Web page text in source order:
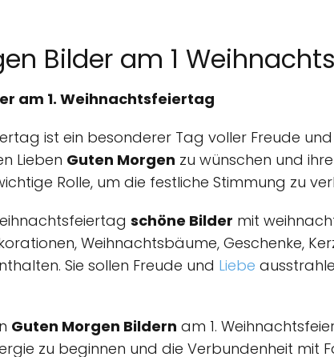
Bilder am 1
am 1. Weihnachtsfeiertag
ist ein besonderer Tag voller Freude
Lieben Guten Morgen zu wünschen und
Rolle, um die festliche Stimmung zu
schöne Bilder mit
Weihnachtsbäume, Geschenke,
Sie sollen Freude und Liebe
Guten Morgen Bildern am 1.
zu beginnen und die Verbundenheit mit